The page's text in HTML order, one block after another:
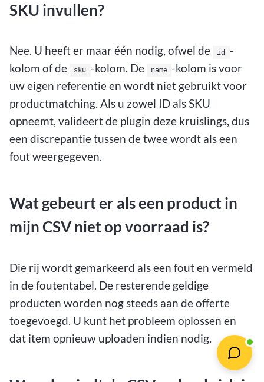
SKU invullen?
Nee. U heeft er maar één nodig, ofwel de id
-
kolom of de
sku -kolom. De name -kolom is voor
uw eigen referentie en wordt niet gebruikt voor
productmatching. Als u zowel ID als SKU
opneemt, valideert de plugin deze kruislings, dus
een discrepantie tussen de twee wordt als een
fout weergegeven.
Wat gebeurt er als een product in
mijn CSV niet op voorraad is?
Die rij wordt gemarkeerd als een fout en vermeld
in de foutentabel. De resterende geldige
producten worden nog steeds aan de offerte
toegevoegd. U kunt het probleem oplossen en
dat item opnieuw uploaden indien nodig.